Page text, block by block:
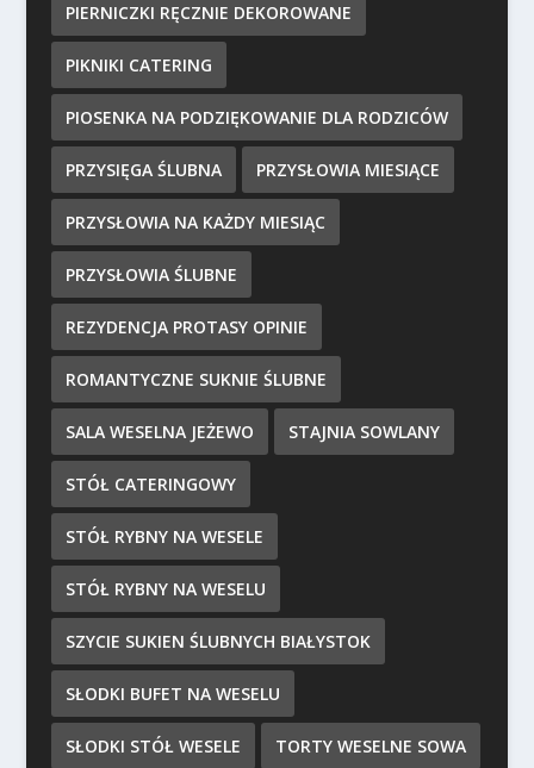
PIERNICZKI RĘCZNIE DEKOROWANE
PIKNIKI CATERING
PIOSENKA NA PODZIĘKOWANIE DLA RODZICÓW
PRZYSIĘGA ŚLUBNA PRZYSŁOWIA MIESIĄCE
PRZYSŁOWIA NA KAŻDY MIESIĄC
PRZYSŁOWIA ŚLUBNE
REZYDENCJA PROTASY OPINIE
ROMANTYCZNE SUKNIE ŚLUBNE
SALA WESELNA JEŻEWO STAJNIA SOWLANY
STÓŁ CATERINGOWY
STÓŁ RYBNY NA WESELE
STÓŁ RYBNY NA WESELU
SZYCIE SUKIEN ŚLUBNYCH BIAŁYSTOK
SŁODKI BUFET NA WESELU
SŁODKI STÓŁ WESELE TORTY WESELNE SOWA